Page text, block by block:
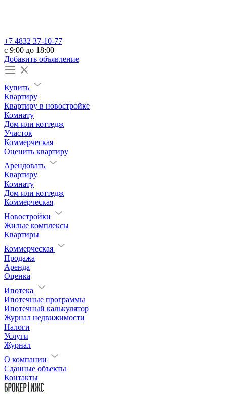
+7 4832 37-10-77
c 9:00 до 18:00
Добавить объявление
Купить
Квартиру
Квартиру в новостройке
Комнату
Дом или коттедж
Участок
Коммерческая
Оценить квартиру
Арендовать
Квартиру
Комнату
Дом или коттедж
Коммерческая
Новостройки
Жилые комплексы
Квартиры
Коммерческая
Продажа
Аренда
Оценка
Ипотека
Ипотечные программы
Ипотечный калькулятор
Журнал недвижимости
Налоги
Услуги
Журнал
О компании
Сданные объекты
Контакты